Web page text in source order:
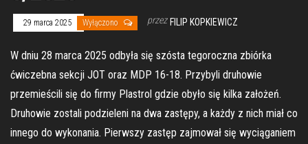
29 marca 2025 Wyłączono przez FILIP KOPKIEWICZ
W dniu 28 marca 2025 odbyła się szósta tegoroczna zbiórka
ćwiczebna sekcji JOT oraz MDP 16-18. Przybyli druhowie
przemieścili się do firmy Plastrol gdzie obyło się kilka założeń.
Druhowie zostali podzieleni na dwa zastępy, a każdy z nich miał co
innego do wykonania. Pierwszy zastęp zajmował się wyciąganiem